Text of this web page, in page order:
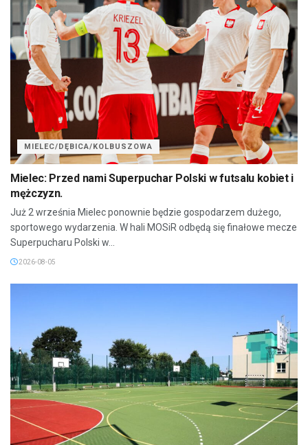
MIELEC/DĘBICA/KOLBUSZOWA
Mielec: Przed nami Superpuchar Polski w futsalu kobiet i
mężczyzn.
Już 2 września Mielec ponownie będzie gospodarzem dużego,
sportowego wydarzenia. W hali MOSiR odbędą się finałowe mecze
Superpucharu Polski w...
2026-08-05